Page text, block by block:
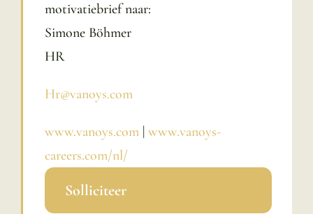
motivatiebrief naar:
Simone Böhmer
HR
Hr@vanoys.com
www.vanoys.com| www.vanoys-
careers.com/nl/
Solliciteer